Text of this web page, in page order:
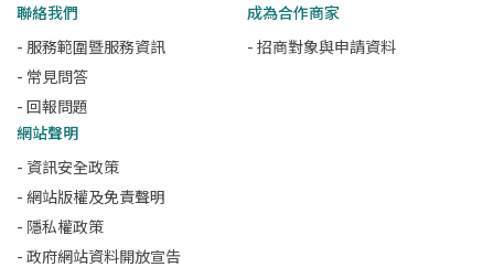
聯絡我們
- 服務範圍暨服務資訊
- 常見問答
- 回報問題
成為合作商家
- 招商對象與申請資料
網站聲明
- 資訊安全政策
- 網站版權及免責聲明
- 隱私權政策
- 政府網站資料開放宣告